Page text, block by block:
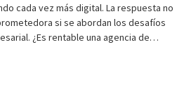
cada vez más digital. La respuesta no
si se abordan los desafíos
¿Es rentable una agencia de…